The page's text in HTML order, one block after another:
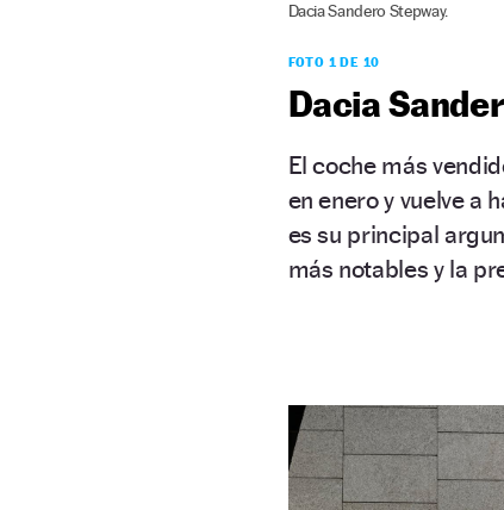
Dacia Sandero Stepway.
FOTO 1 DE 10
Dacia
El coche más
en enero y vuelve a
es su principal
más notables y la